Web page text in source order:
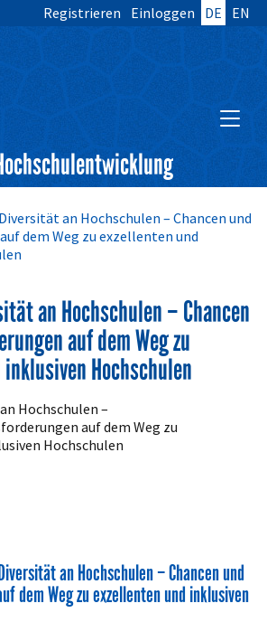
Registrieren Einloggen DE EN
an Hochschulen – Chancen und
dem Weg zu exzellenten und
an Hochschulen – Chancen
auf dem Weg zu
Hochschulen
Hochschulen –
auf dem Weg zu
Hochschulen
an Hochschulen – Chancen und
dem Weg zu exzellenten und inklusiven